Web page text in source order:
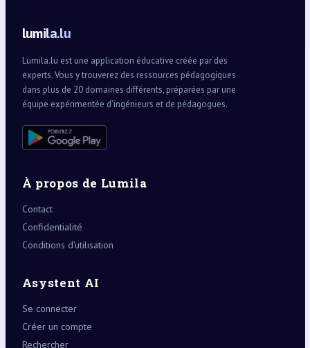
lumila.lu
Lumila.lu est une application éducative créée par des
experts. Vous y trouverez des ressources pédagogiques
dans plus de 20 domaines différents, préparées par une
équipe expérimentée d’ingénieurs et de pédagogues.
À propos de Lumila
Contact
Confidentialité
Conditions d’utilisation
Asystent AI
Se connecter
Créer un compte
Rechercher